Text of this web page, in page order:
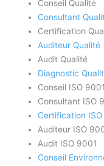
Conseil Qualité
Consultant
Certification
Auditeur Qualité
Audit Qualité
Diagnostic
Conseil ISO 9001
Consultant ISO
Certification
Auditeur ISO
Audit ISO 9001
Conseil